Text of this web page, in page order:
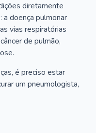
diretamente
a doença pulmonar
vias respiratórias
de pulmão,
é preciso estar
um pneumologista,